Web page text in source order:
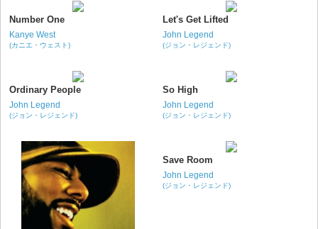
Number One
Kanye West
(カニエ・ウェスト)
Let's Get Lifted
John Legend
(ジョン・レジェンド)
Ordinary People
John Legend
(ジョン・レジェンド)
So High
John Legend
(ジョン・レジェンド)
Save Room
John Legend
(ジョン・レジェンド)